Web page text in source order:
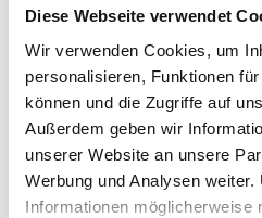
Diese Webseite verwendet
Wir verwenden Cookies, um
personalisieren, Funktionen
können und die Zugriffe auf
Außerdem geben wir
unserer Website an unsere
Werbung und Analysen
Informationen möglicherweise
Kurs des Wertpapiers,
Beispiel:
Eine Aktie notiert bei 50
beträgt 2 Euro. Die
Fall bei 4 Prozent. Eine
Dividende, kostet jedoch
liegt hier lediglich bei 3